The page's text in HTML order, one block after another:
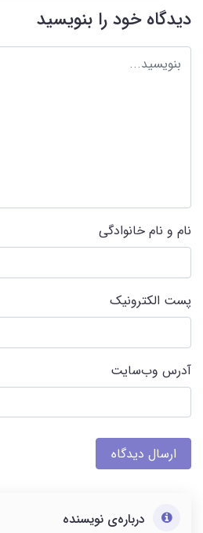
دیدگاه خود را بنویسید
نام و نام خانوادگی
پست الکترونیک
آدرس وب‌سایت
ارسال دیدگاه
درباره‌ی نویسنده